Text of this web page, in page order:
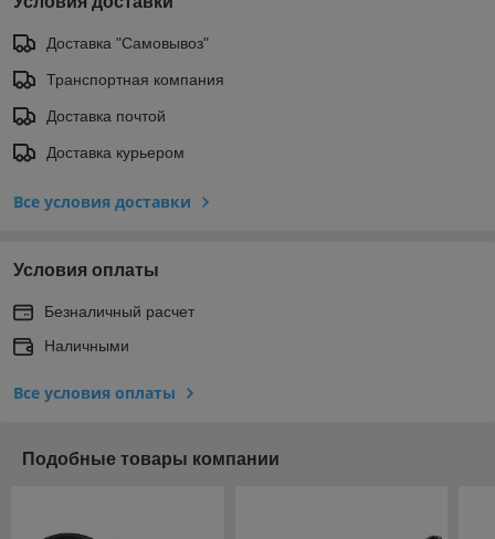
Доставка "Самовывоз"
Транспортная компания
Доставка почтой
Доставка курьером
Все условия доставки
Условия оплаты
Безналичный расчет
Наличными
Все условия оплаты
Подобные товары компании